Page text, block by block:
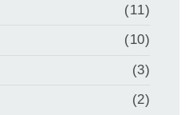
(11)
(10)
(3)
(2)